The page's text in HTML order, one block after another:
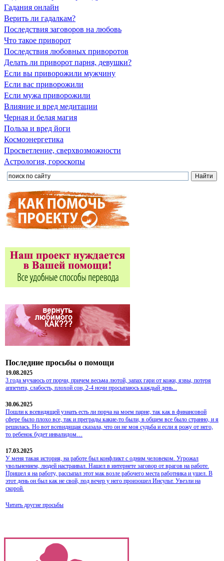
Гадания онлайн
Верить ли гадалкам?
Последствия заговоров на любовь
Что такое приворот
Последствия любовных приворотов
Делать ли приворот парня, девушки?
Если вы приворожили мужчину
Если вас приворожили
Если мужа приворожили
Влияние и вред медитации
Черная и белая магия
Польза и вред йоги
Космоэнергетика
Просветление, сверхвозможности
Астрология, гороскопы
Последние просьбы о помощи
19.08.2025
3 года мучаюсь от порчи, причем весьма лютой, запах гари от кожи, язвы, потеря
аппетита, слабость, плохой сон, 2-4 ночи просыпаюсь каждый день...
30.06.2025
Пошли к всевидящей узнать есть ли порча на моем парне, так как в финансовой
сфере было плохо все, так и преграды какие-то были, в общем все было странно, и я
решилась. Но вот всевидящая сказала, что он не моя судьба и если я рожу от него,
то ребенок будет инвалидом…
17.03.2025
У меня такая история, на работе был конфликт с одним человеком. Угрожал
увольнением, людей настраивал. Нашел в интернете заговор от врагов на работе.
Пришел я на работу, рассыпал этот мак возле рабочего места работника и ушел. В
этот день он был как не свой, под вечер у него произошел Инсульт. Увезли на
скорой.
Читать другие просьбы